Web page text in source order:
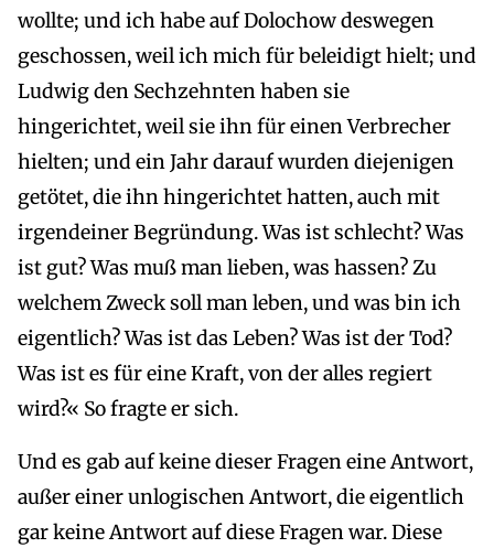
wollte; und ich habe auf Dolochow deswegen
geschossen, weil ich mich für beleidigt hielt; und
Ludwig den Sechzehnten haben sie
hingerichtet, weil sie ihn für einen Verbrecher
hielten; und ein Jahr darauf wurden diejenigen
getötet, die ihn hingerichtet hatten, auch mit
irgendeiner Begründung. Was ist schlecht? Was
ist gut? Was muß man lieben, was hassen? Zu
welchem Zweck soll man leben, und was bin ich
eigentlich? Was ist das Leben? Was ist der Tod?
Was ist es für eine Kraft, von der alles regiert
wird?« So fragte er sich.
Und es gab auf keine dieser Fragen eine Antwort,
außer einer unlogischen Antwort, die eigentlich
gar keine Antwort auf diese Fragen war. Diese